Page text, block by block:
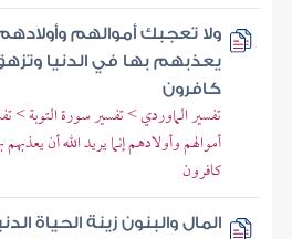
ولا تعجبك أموالهم وأولادهم
يعذبهم بها في الدنيا
كافرون
تفسير الماوردي > تفسير سورة التوبة >
أموالهم وأولادهم إنما يريد الله أن
كافرون
المال والبنون زينة الحياة